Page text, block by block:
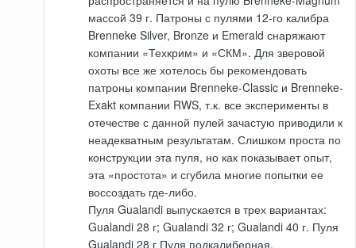
массой 39 г. Патроны с пулями 12-го калибра
Brenneke Silver, Bronze и Emerald снаряжают
компании «Техкрим» и «СКМ». Для зверовой
охоты все же хотелось бы рекомендовать
патроны компании Brenneke-Classic и Brenneke-
Exakt компании RWS, т.к. все эксперименты в
отечестве с данной пулей зачастую приводили к
неадекватным результатам. Слишком проста по
конструкции эта пуля, но как показывает опыт,
эта «простота» и сгубила многие попытки ее
воссоздать где-либо.
Пуля Gualandi выпускается в трех вариантах:
Gualandi 28 г; Gualandi 32 г; Gualandi 40 г. Пуля
Gualandi 28 г Пуля подкалиберная,